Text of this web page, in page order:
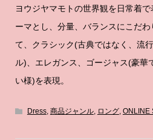
ヨウジヤマモトの世界観を日常着
ーマとし、分量、バランスにこだ
て、クラシック(古典ではなく、流
ル)、エレガンス、ゴージャス(豪華
い様)を表現。
Dress, 商品ジャンル, ロング, ONLINE